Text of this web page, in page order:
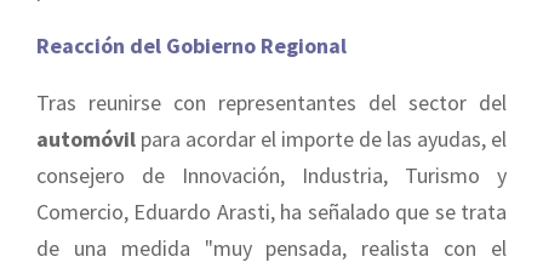
Reacción del Gobierno Regional
Tras reunirse con representantes del sector del
automóvil para acordar el importe de las ayudas, el
consejero de Innovación, Industria, Turismo y
Comercio, Eduardo Arasti, ha señalado que se trata
de una medida "muy pensada, realista con el